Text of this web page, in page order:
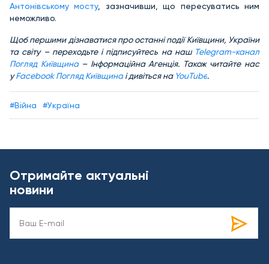
Антонівському мосту, зазначивши, що пересуватись ним
неможливо.
Щоб першими дізнаватися про останні події Київщини, України
та світу – переходьте і підписуйтесь на наш Telegram-канал
Погляд Київщина– Інформаційна Агенція. Також читайте нас
уFacebook Погляд Київщина і дивіться на YouTube.
#Війна #Україна
Отримайте актуальні
новини